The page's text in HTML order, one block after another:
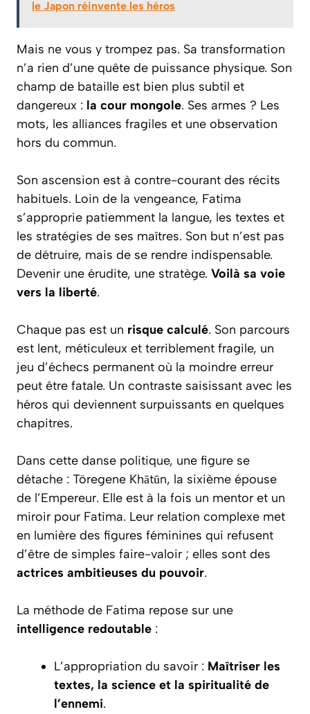
le Japon réinvente les héros
Mais ne vous y trompez pas. Sa transformation
n’a rien d’une quête de puissance physique. Son
champ de bataille est bien plus subtil et
dangereux : la cour mongole. Ses armes ? Les
mots, les alliances fragiles et une observation
hors du commun.
Son ascension est à contre-courant des récits
habituels. Loin de la vengeance, Fatima
s’approprie patiemment la langue, les textes et
les stratégies de ses maîtres. Son but n’est pas
de détruire, mais de se rendre indispensable.
Devenir une érudite, une stratège. Voilà sa voie
vers la liberté.
Chaque pas est un risque calculé. Son parcours
est lent, méticuleux et terriblement fragile, un
jeu d’échecs permanent où la moindre erreur
peut être fatale. Un contraste saisissant avec les
héros qui deviennent surpuissants en quelques
chapitres.
Dans cette danse politique, une figure se
détache : Töregene Khātūn, la sixième épouse
de l’Empereur. Elle est à la fois un mentor et un
miroir pour Fatima. Leur relation complexe met
en lumière des figures féminines qui refusent
d’être de simples faire-valoir ; elles sont des
actrices ambitieuses du pouvoir.
La méthode de Fatima repose sur une
intelligence redoutable :
L’appropriation du savoir : Maîtriser les
textes, la science et la spiritualité de
l’ennemi.